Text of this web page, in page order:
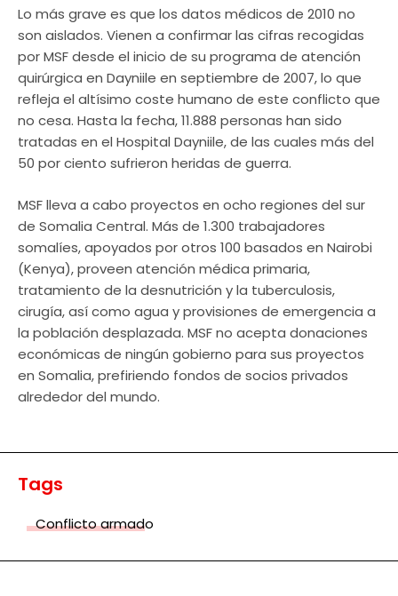
Lo más grave es que los datos médicos de 2010 no
son aislados. Vienen a confirmar las cifras recogidas
por MSF desde el inicio de su programa de atención
quirúrgica en Dayniile en septiembre de 2007, lo que
refleja el altísimo coste humano de este conflicto que
no cesa. Hasta la fecha, 11.888 personas han sido
tratadas en el Hospital Dayniile, de las cuales más del
50 por ciento sufrieron heridas de guerra.
MSF lleva a cabo proyectos en ocho regiones del sur
de Somalia Central. Más de 1.300 trabajadores
somalíes, apoyados por otros 100 basados en Nairobi
(Kenya), proveen atención médica primaria,
tratamiento de la desnutrición y la tuberculosis,
cirugía, así como agua y provisiones de emergencia a
la población desplazada. MSF no acepta donaciones
económicas de ningún gobierno para sus proyectos
en Somalia, prefiriendo fondos de socios privados
alrededor del mundo.
Tags
Conflicto armado